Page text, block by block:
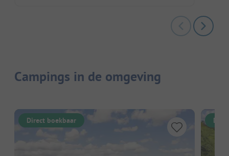
Campings in de omgeving
Direct boekbaar